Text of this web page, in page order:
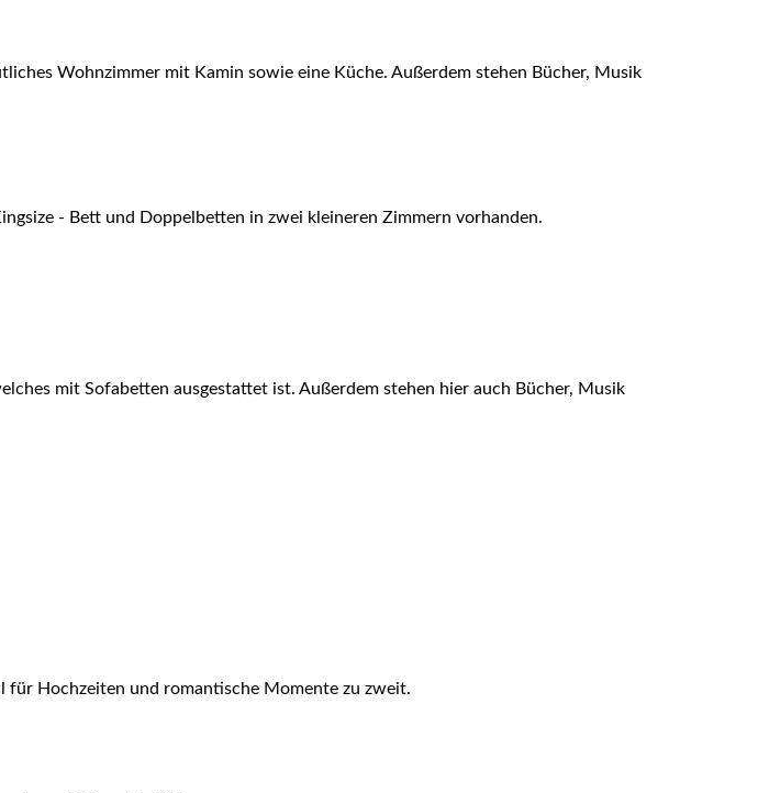
Wohnzimmer mit Kamin sowie eine Küche. Außerdem stehen Bücher, Musik
- Bett und Doppelbetten in zwei kleineren Zimmern vorhanden.
mit Sofabetten ausgestattet ist. Außerdem stehen hier auch Bücher, Musik
für Hochzeiten und romantische Momente zu zweit.